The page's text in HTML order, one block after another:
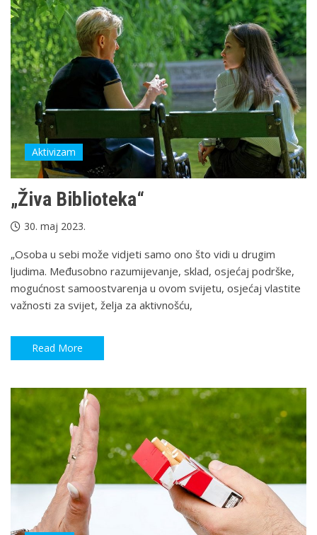
Aktivizam
„Živa Biblioteka“
30. maj 2023.
„Osoba u sebi može vidjeti samo ono što vidi u drugim
ljudima. Međusobno razumijevanje, sklad, osjećaj podrške,
mogućnost samoostvarenja u ovom svijetu, osjećaj vlastite
važnosti za svijet, želja za aktivnošću,
Read More